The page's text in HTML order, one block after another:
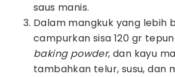
saus manis.
Dalam mangkuk yang lebih
campurkan sisa 120 gr
baking powder, dan kayu
tambahkan telur, susu, dan